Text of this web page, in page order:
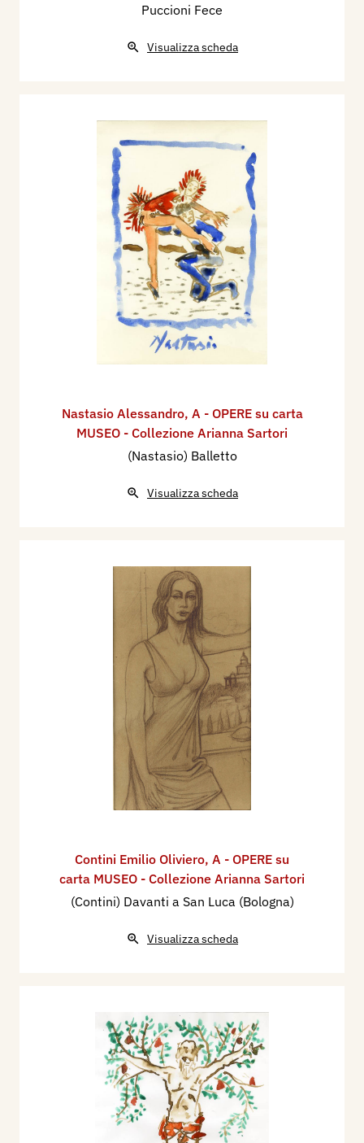
Puccioni Fece
Visualizza scheda
Nastasio Alessandro, A - OPERE su carta
MUSEO - Collezione Arianna Sartori
(Nastasio) Balletto
Visualizza scheda
Contini Emilio Oliviero, A - OPERE su
carta MUSEO - Collezione Arianna Sartori
(Contini) Davanti a San Luca (Bologna)
Visualizza scheda